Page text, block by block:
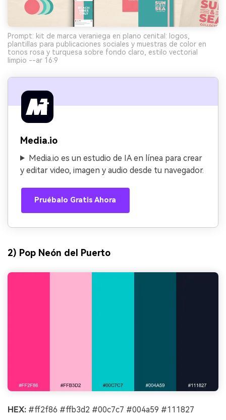
Prompt: kit de marca veraniega en plano cenital: logos,
plantillas para publicaciones sociales y muestras de color en
tonos rosa y turquesa sobre fondo claro, estilo vectorial
limpio --ar 16:9
Media.io
Media.io es un estudio de IA en línea para crear
y editar video, imagen y audio desde tu navegador.
Pruébalo Gratis Ahora
2) Pop Neón del Puerto
HEX: #ff2f86 #ffb3d2 #00c7c7 #004a59 #111827